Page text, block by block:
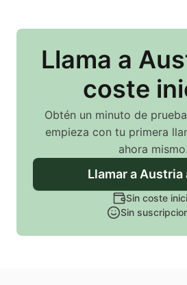
Llama a
coste
Obtén un minuto de
empieza con tu primera
ahora mismo.
Llamara Austria
Sin coste
Sin